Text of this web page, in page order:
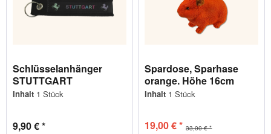
Schlüsselanhänger
STUTTGART
Inhalt 1 Stück
9,90 € *
Spardose, Sparhase
orange. Höhe 16cm
Inhalt 1 Stück
33,00 € *
19,00 € *